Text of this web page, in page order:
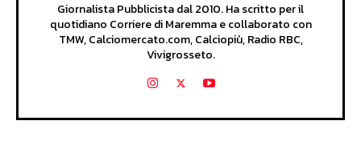
Giornalista Pubblicista dal 2010. Ha scritto per il
quotidiano Corriere di Maremma e collaborato con
TMW, Calciomercato.com, Calciopiù, Radio RBC,
Vivigrosseto.